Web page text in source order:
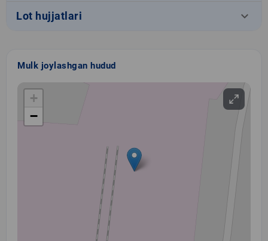
Lot hujjatlari keyboard_arrow_down
Mulk joylashgan hudud
+
−